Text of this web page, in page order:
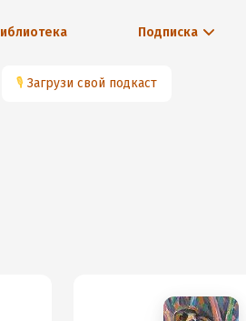
Подписка
🎙 Загрузи свой подкаст